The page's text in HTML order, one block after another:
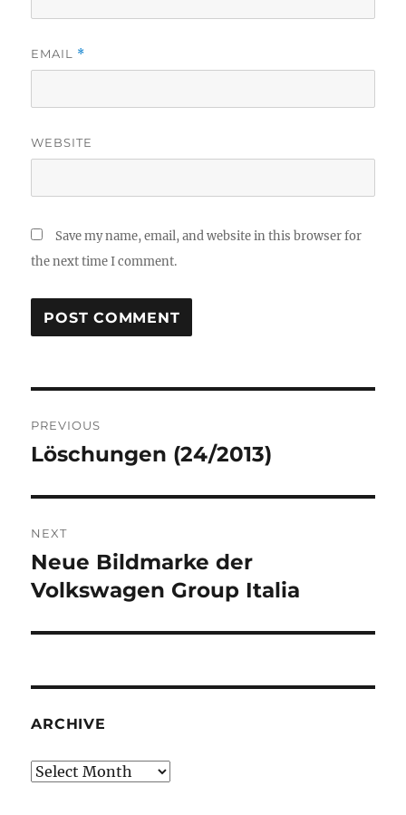
EMAIL *
WEBSITE
Save my name, email, and website in this browser for
the next time I comment.
navigation
PREVIOUS
Previous
Löschungen (24/2013)
NEXT
Next
post:
Neue Bildmarke der
Volkswagen Group Italia
ARCHIVE
Archive